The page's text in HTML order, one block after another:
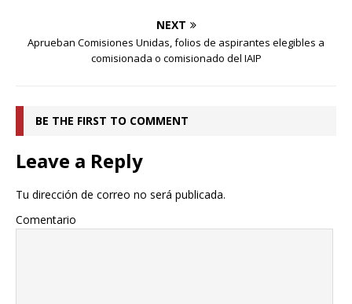
NEXT
Aprueban Comisiones Unidas, folios de aspirantes elegibles a
comisionada o comisionado del IAIP
BE THE FIRST TO COMMENT
Leave a Reply
Tu dirección de correo no será publicada.
Comentario